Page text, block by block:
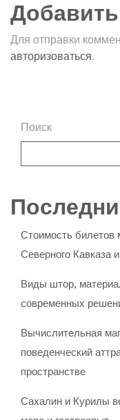
Для отправки
авторизоваться.
Поиск
Стоимость билетов
Северного Кавказа
Виды штор,
современных
Вычислительная
поведенческий
пространстве
Сахалин и Курилы